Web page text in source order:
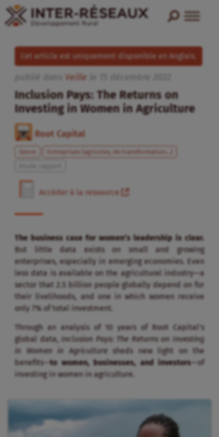
Cet article est uniquement disponible en Anglais.
Veille
Inclusion Pays: The Returns on
Investing in Women in Agriculture
Root Capital
Genre
Entreprises (agricoles, de transformation...)
Accéder à la ressource
The business case for women’s leadership is clear.
But little data exists on small and growing
enterprises, especially in emerging economies. Even
less data is available on the agricultural industry—a
sector that 2.5 billion people globally depend on for
their livelihoods, and one in which women receive
only 7% of total investment.
Through an analysis of 10 years of Root Capital’s
global data, Inclusion Pays: The Returns on Investing
in Women in Agriculture sheds new light on the
benefits—to women, businesses, and investors—of
investing in women in agriculture.